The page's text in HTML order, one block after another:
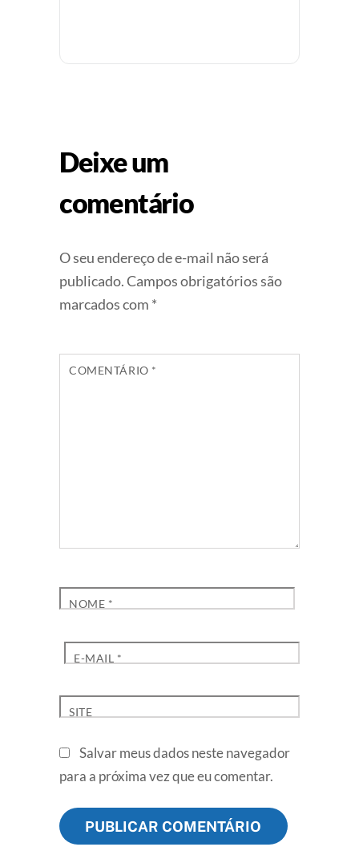
Deixe um
comentário
O seu endereço de e-mail não será
publicado.Campos obrigatórios são
marcados com *
COMENTÁRIO *
NOME *
E-MAIL *
SITE
Salvar meus dados neste navegador
para a próxima vez que eu comentar.